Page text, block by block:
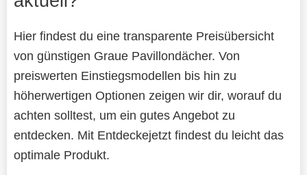
Hier findest du eine transparente Preisübersicht
von günstigen Graue Pavillondächer. Von
preiswerten Einstiegsmodellen bis hin zu
höherwertigen Optionen zeigen wir dir, worauf du
achten solltest, um ein gutes Angebot zu
entdecken. Mit Entdeckejetzt findest du leicht das
optimale Produkt.